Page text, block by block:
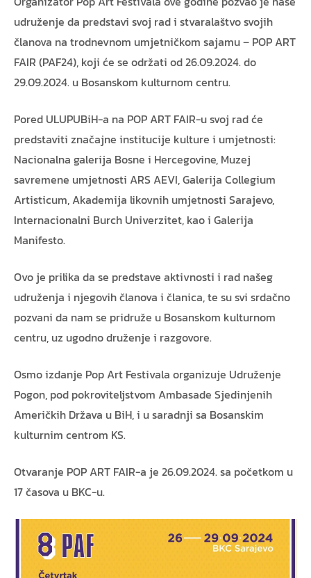
udruženje da predstavi svoj rad i stvaralaštvo svojih
članova na trodnevnom umjetničkom sajamu – POP ART
FAIR (PAF24), koji će se održati od 26.09.2024. do
29.09.2024. u Bosanskom kulturnom centru.
Pored ULUPUBiH-a na POP ART FAIR-u svoj rad će
predstaviti značajne institucije kulture i umjetnosti:
Nacionalna galerija Bosne i Hercegovine, Muzej
savremene umjetnosti ARS AEVI, Galerija Collegium
Artisticum, Akademija likovnih umjetnosti Sarajevo,
Internacionalni Burch Univerzitet, kao i Galerija
Manifesto.
Ovo je prilika da se predstave aktivnosti i rad našeg
udruženja i njegovih članova i članica, te su svi srdačno
pozvani da nam se pridruže u Bosanskom kulturnom
centru, uz ugodno druženje i razgovore.
Osmo izdanje Pop Art Festivala organizuje Udruženje
Pogon, pod pokroviteljstvom Ambasade Sjedinjenih
Američkih Država u BiH, i u saradnji sa Bosanskim
kulturnim centrom KS.
Otvaranje POP ART FAIR-a je 26.09.2024. sa početkom u
17 časova u BKC-u.